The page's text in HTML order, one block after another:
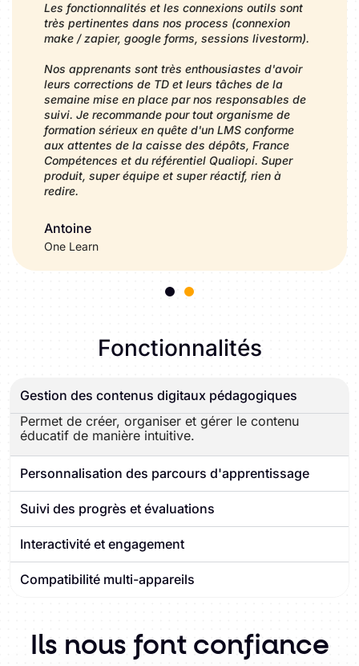
Les fonctionnalités et les connexions outils sont
très pertinentes dans nos process (connexion
make / zapier, google forms, sessions livestorm).
Nos apprenants sont très enthousiastes d'avoir
leurs corrections de TD et leurs tâches de la
semaine mise en place par nos responsables de
suivi. Je recommande pour tout organisme de
formation sérieux en quête d'un LMS conforme
aux attentes de la caisse des dépôts, France
Compétences et du référentiel Qualiopi. Super
produit, super équipe et super réactif, rien à
redire.
Antoine
One Learn
Fonctionnalités
Gestion des contenus digitaux pédagogiques
Permet de créer, organiser et gérer le contenu
éducatif de manière intuitive.
Personnalisation des parcours d'apprentissage
Suivi des progrès et évaluations
Interactivité et engagement
Compatibilité multi-appareils
Ils nous font confiance